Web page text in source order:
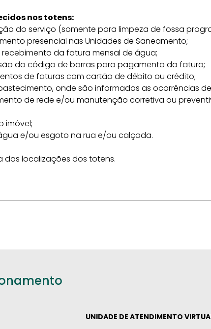
nos totens:
do serviço (somente para limpeza de fossa
presencial nas Unidades de Saneamento;
da fatura mensal de água;
do código de barras para pagamento da fatura;
de faturas com cartão de débito ou crédito;
onde são informadas as ocorrências
de rede e/ou manutenção corretiva ou
imóvel;
e/ou esgoto na rua e/ou calçada.
das localizações dos totens.
UNIDADE DE ATENDIMENTO